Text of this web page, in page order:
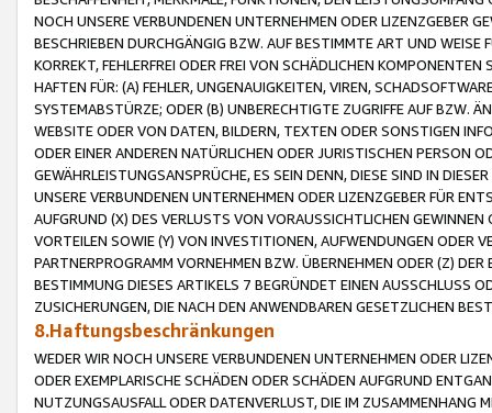
NOCH UNSERE VERBUNDENEN UNTERNEHMEN ODER LIZENZGEBER
BESCHRIEBEN DURCHGÄNGIG BZW. AUF BESTIMMTE ART UND
KORREKT, FEHLERFREI ODER FREI VON SCHÄDLICHEN
HAFTEN FÜR: (A) FEHLER, UNGENAUIGKEITEN, VIREN,
SYSTEMABSTÜRZE; ODER (B) UNBERECHTIGTE ZUGRIFFE AUF BZW.
WEBSITE ODER VON DATEN, BILDERN, TEXTEN ODER SONSTIGEN
ODER EINER ANDEREN NATÜRLICHEN ODER JURISTISCHEN PERSON
GEWÄHRLEISTUNGSANSPRÜCHE, ES SEIN DENN, DIESE SIND IN
UNSERE VERBUNDENEN UNTERNEHMEN ODER LIZENZGEBER FÜR
AUFGRUND (X) DES VERLUSTS VON VORAUSSICHTLICHEN
VORTEILEN SOWIE (Y) VON INVESTITIONEN, AUFWENDUNGEN ODER
PARTNERPROGRAMM VORNEHMEN BZW. ÜBERNEHMEN ODER (Z)
BESTIMMUNG DIESES ARTIKELS 7 BEGRÜNDET EINEN AUSSCHLUSS
ZUSICHERUNGEN, DIE NACH DEN ANWENDBAREN GESETZLICHEN
8.Haftungsbeschränkungen
WEDER WIR NOCH UNSERE VERBUNDENEN UNTERNEHMEN ODER
ODER EXEMPLARISCHE SCHÄDEN ODER SCHÄDEN AUFGRUND
NUTZUNGSAUSFALL ODER DATENVERLUST, DIE IM ZUSAMMENHANG